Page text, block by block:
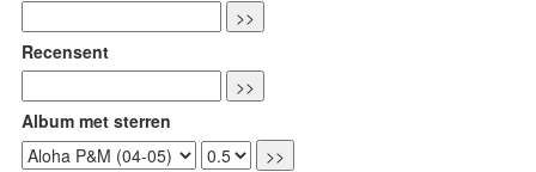
Recensent
Album met sterren